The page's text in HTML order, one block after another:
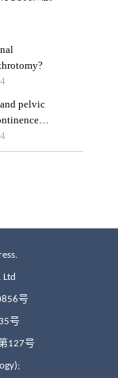
Ltd
号
号
127号